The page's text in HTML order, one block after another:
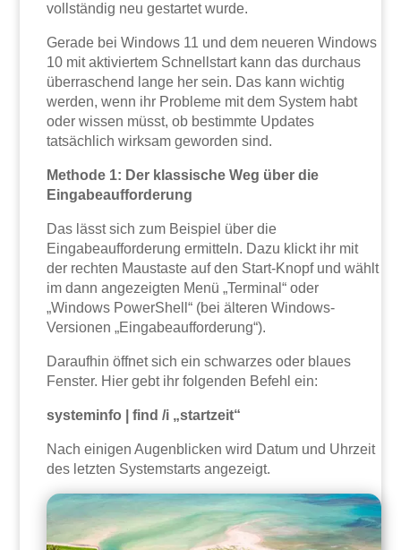
vollständig neu gestartet wurde.
Gerade bei Windows 11 und dem neueren Windows
10 mit aktiviertem Schnellstart kann das durchaus
überraschend lange her sein. Das kann wichtig
werden, wenn ihr Probleme mit dem System habt
oder wissen müsst, ob bestimmte Updates
tatsächlich wirksam geworden sind.
Methode 1: Der klassische Weg über die
Eingabeaufforderung
Das lässt sich zum Beispiel über die
Eingabeaufforderung ermitteln. Dazu klickt ihr mit
der rechten Maustaste auf den Start-Knopf und wählt
im dann angezeigten Menü „Terminal“ oder
„Windows PowerShell“ (bei älteren Windows-
Versionen „Eingabeaufforderung“).
Daraufhin öffnet sich ein schwarzes oder blaues
Fenster. Hier gebt ihr folgenden Befehl ein:
systeminfo | find /i „startzeit“
Nach einigen Augenblicken wird Datum und Uhrzeit
des letzten Systemstarts angezeigt.